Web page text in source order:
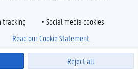
de maatschappij
Zuiden
tracking Social media cookies
Reject all
Read our Cookie Statement.